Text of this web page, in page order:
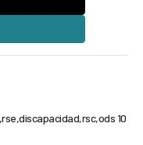
rse discapacidad rsc ods 10